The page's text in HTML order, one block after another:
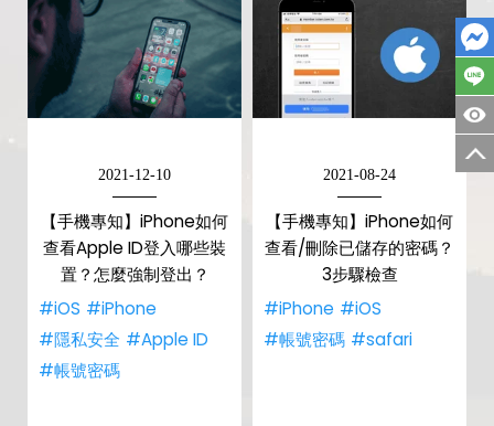
2021-12-10
【手機專知】iPhone如何
查看Apple ID登入哪些裝
置？怎麼強制登出？
#iOS #iPhone
#隱私安全 #Apple ID
#帳號密碼
2021-08-24
【手機專知】iPhone如何
查看/刪除已儲存的密碼？
3步驟檢查
#iPhone #iOS
#帳號密碼 #safari